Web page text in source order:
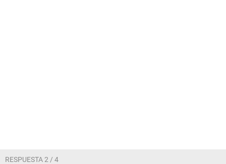
RESPUESTA 2 / 4